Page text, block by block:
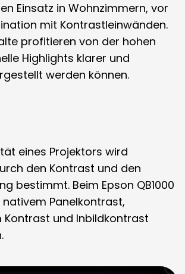
Einsatz in Wohnzimmern, vor
mit Kontrastleinwänden.
profitieren von der hohen
Highlights klarer und
werden können.
eines Projektors wird
den Kontrast und den
bestimmt. Beim Epson QB1000
Panelkontrast,
und Inbildkontrast